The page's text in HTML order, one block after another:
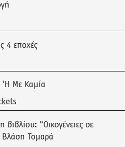
4 εποχές
Με Καμία
βιβλίου: "Οικογένειες σε
Βλάση Τομαρά